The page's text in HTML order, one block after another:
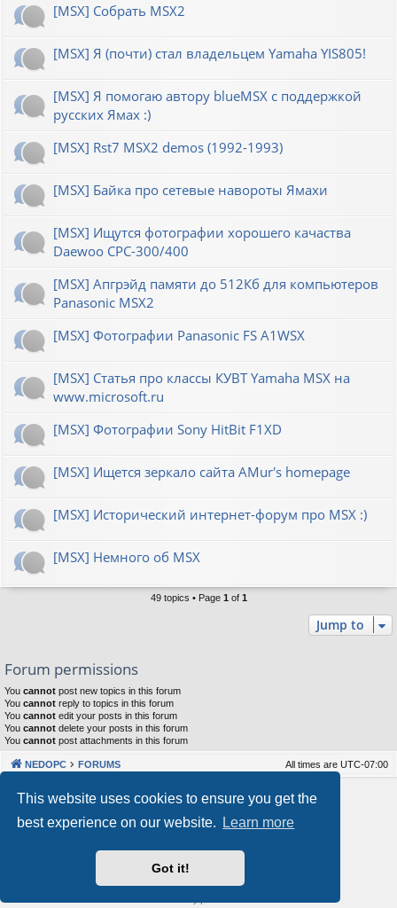
This website uses cookies to ensure you get the
best experience on our website.
Learn more
Got it!
[MSX] Собрать MSX2
[MSX] Я (почти) стал владельцем Yamaha YIS805!
[MSX] Я помогаю автору blueMSX с поддержкой
русских Ямах :)
[MSX] Rst7 MSX2 demos (1992-1993)
[MSX] Байка про сетевые навороты Ямахи
[MSX] Ищутся фотографии хорошего качаства
Daewoo CPC-300/400
[MSX] Апгрэйд памяти до 512Кб для компьютеров
Panasonic MSX2
[MSX] Фотографии Panasonic FS A1WSX
[MSX] Статья про классы КУВТ Yamaha MSX на
www.microsoft.ru
[MSX] Фотографии Sony HitBit F1XD
[MSX] Ищется зеркало сайта AMur's homepage
[MSX] Исторический интернет-форум про MSX :)
[MSX] Немного об MSX
49 topics • Page 1 of 1
Jump to
Forum permissions
You cannot post new topics in this forum
You cannot reply to topics in this forum
You cannot edit your posts in this forum
You cannot delete your posts in this forum
You cannot post attachments in this forum
NEDOPC FORUMS All times are UTC-07:00
Powered byphpBB® Forum Software © phpBB Limited
Our VPS Hosting By RimuHosting
This server is located in London data center
Server admin:mastodon.social/@Shaos